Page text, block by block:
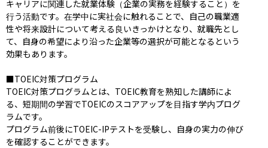
キャリアに関連した就業体験（企業の実務を経験すること）を
行う活動です。在学中に実社会に触れることで、自己の職業適
性や将来設計について考える良いきっかけとなり、就職先とし
て、自身の希望により沿った企業等の選択が可能となるという
効果もあります。
■TOEIC対策プログラム
TOEIC対策プログラムとは、TOEIC教育を熟知した講師によ
る、短期間の学習でTOEICのスコアアップを目指す学内プログ
ラムです。
プログラム前後にTOEIC-IPテストを受験し、自身の実力の伸び
を確認することができます。